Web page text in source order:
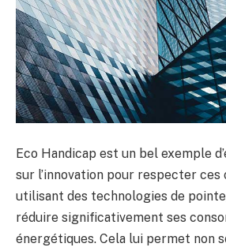
Eco Handicap est un bel exemple
sur l’innovation pour respecter ces
utilisant des technologies de
réduire significativement ses
énergétiques. Cela lui permet non